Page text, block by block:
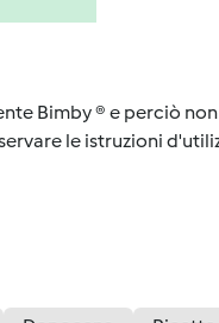
Bimby ® e perciò
le istruzioni